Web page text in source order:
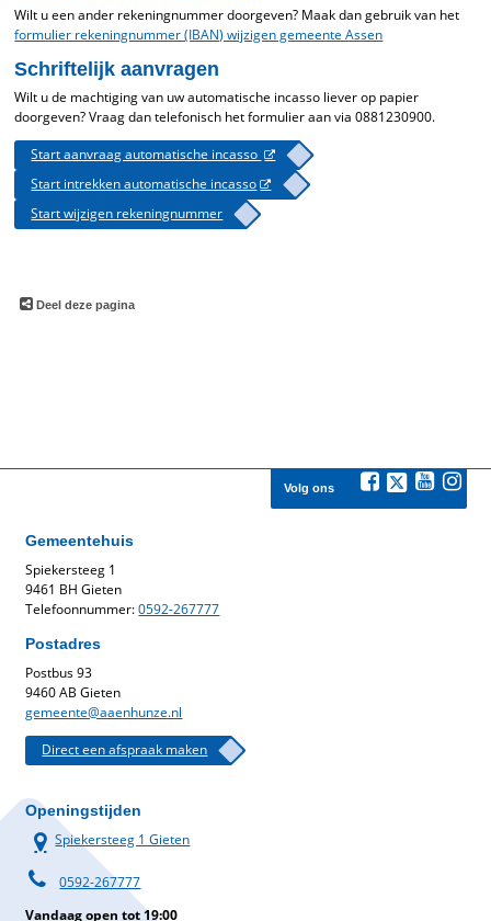
Wilt u een ander rekeningnummer doorgeven? Maak dan gebruik van het
formulier rekeningnummer (IBAN) wijzigen gemeente Assen
Schriftelijk aanvragen
Wilt u de machtiging van uw automatische incasso liever op papier
doorgeven? Vraag dan telefonisch het formulier aan via 0881230900.
Start aanvraag automatische incasso
Start intrekken automatische incasso
Start wijzigen rekeningnummer
Deel deze pagina
Volg ons
Gemeentehuis
Spiekersteeg 1
9461 BH Gieten
Telefoonnummer:0592-267777
Postadres
Postbus 93
9460 AB Gieten
gemeente@aaenhunze.nl
Direct een afspraak maken
Openingstijden
Spiekersteeg 1 Gieten
0592-267777
Vandaag open tot 19:00